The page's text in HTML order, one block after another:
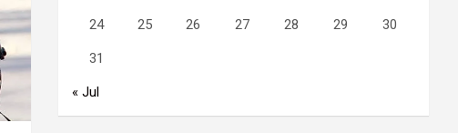
24 25 26 27 28 29 30
31
« Jul